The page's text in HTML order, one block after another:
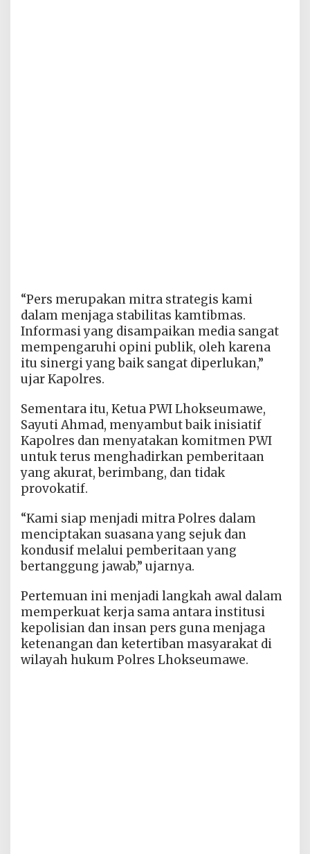
“Pers merupakan mitra strategis kami
dalam menjaga stabilitas kamtibmas.
Informasi yang disampaikan media sangat
mempengaruhi opini publik, oleh karena
itu sinergi yang baik sangat diperlukan,”
ujar Kapolres.
Sementara itu, Ketua PWI Lhokseumawe,
Sayuti Ahmad, menyambut baik inisiatif
Kapolres dan menyatakan komitmen PWI
untuk terus menghadirkan pemberitaan
yang akurat, berimbang, dan tidak
provokatif.
“Kami siap menjadi mitra Polres dalam
menciptakan suasana yang sejuk dan
kondusif melalui pemberitaan yang
bertanggung jawab,” ujarnya.
Pertemuan ini menjadi langkah awal dalam
memperkuat kerja sama antara institusi
kepolisian dan insan pers guna menjaga
ketenangan dan ketertiban masyarakat di
wilayah hukum Polres Lhokseumawe.